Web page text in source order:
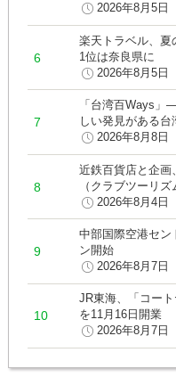
2026年8月5日
楽天トラベル、
1位は奈良県に
2026年8月5日
「台湾百Ways
しい発見がある台
2026年8月8日
近鉄百貨店と企画
（クラブツーリズ
2026年8月4日
中部国際空港セン
ン開始
2026年8月7日
JR東海、「コー
を11月16日開業
2026年8月7日